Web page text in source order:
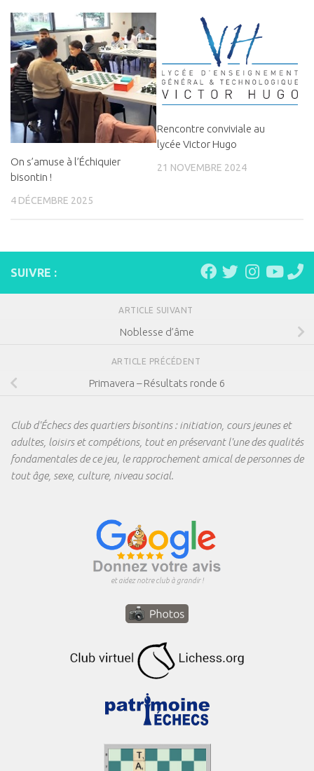
On s’amuse à l’Échiquier
bisontin !
4 DÉCEMBRE 2025
Rencontre conviviale au
lycée Victor Hugo
21 NOVEMBRE 2024
SUIVRE :
ARTICLE SUIVANT
Noblesse d’âme
ARTICLE PRÉCÉDENT
Primavera – Résultats ronde 6
Club d'Échecs des quartiers bisontins : initiation, cours jeunes et
adultes, loisirs et compétions, tout en préservant l'une des qualités
fondamentales de ce jeu, le rapprochement amical de personnes de
tout âge, sexe, culture, niveau social.
et aidez notre club à grandir !